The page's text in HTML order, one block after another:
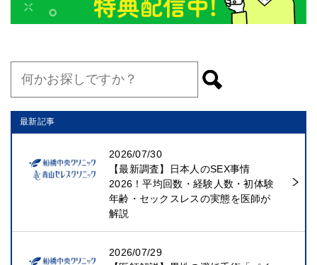
最新記事
2026/07/30
【最新調査】日本人のSEX事情
2026！平均回数・経験人数・初体験
年齢・セックスレスの実態を医師が
解説
2026/07/29